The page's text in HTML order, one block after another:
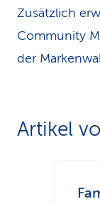
Zusätzlich
Community
der
Artikel